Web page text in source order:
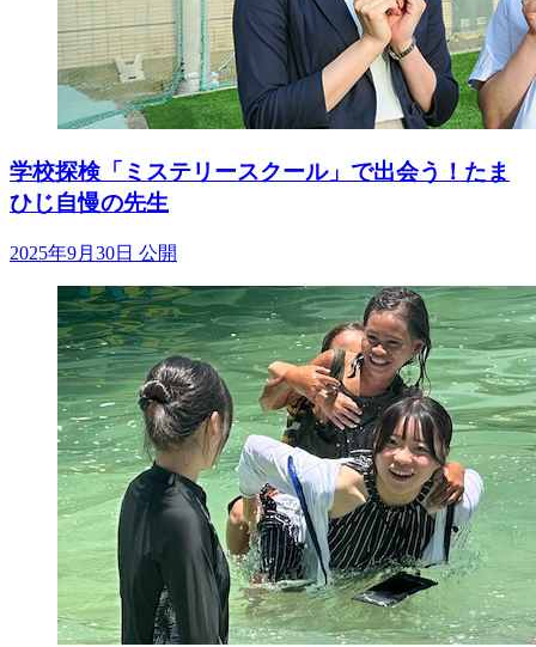
学校探検「ミステリースクール」で出会う！たま
ひじ自慢の先生
2025年9月30日 公開